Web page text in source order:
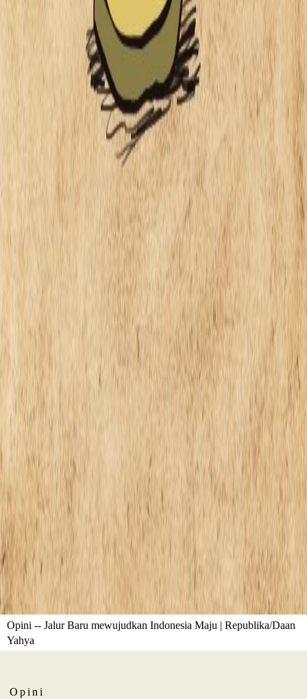
Opini -- Jalur Baru mewujudkan Indonesia Maju | Republika/Daan
Yahya
Opini